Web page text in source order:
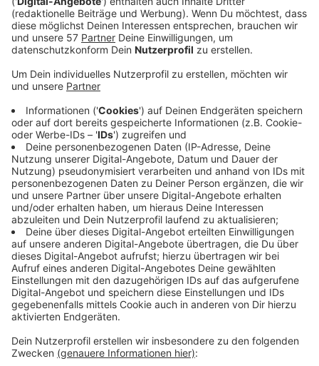
1500 Fahrzeugen auf dem Berliner Ring
kontrolliert worden. Dabei sind zwischen 19 Uhr
und ein Uhr nachts knapp 120 Leute zu schnell
unterwegs gewesen. 20 Fahrer müssen mit einer
Anzeige rechnen, 99 weitere sind mit einem
Verwarngeld davongekommen. Der größte
Temposünder ist ein Mercedes-Fahrer gewesen,
der bei erlaubtem Tempo 70 mit 145 km/h erwischt
worden ist. Ihm droht auch der Verlust seines
Führerscheins.
Die Motorradfahrer in der Eifel scheinen sich zu
mäßigen. Am Wochenende hat die Aachener Polizei
wieder Biker kontrolliert - vor allem auf dem
"Rundkurs", einer bei Motorradfahrern beliebten
Strecke von Kesternich über Einruhr und Rurberg
zurück nach Kesternich. Im Gegensatz zu früheren
Kontrollen ist diesmal niemand dort am Samstag
negativ aufgefallen - und das bei bestem
Motorradwetter. Das Streckenverbot zwischen